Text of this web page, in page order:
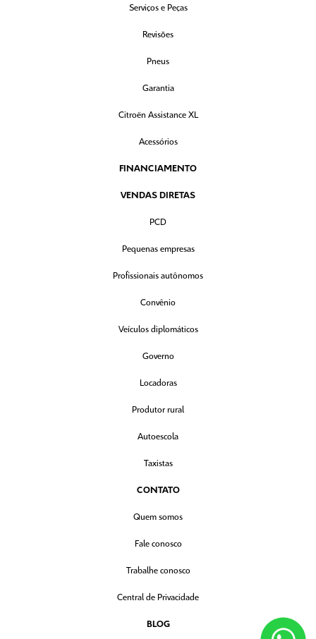
Serviços e Peças
Revisões
Pneus
Garantia
Citroën Assistance XL
Acessórios
FINANCIAMENTO
VENDAS DIRETAS
PCD
Pequenas empresas
Profissionais autônomos
Convênio
Veículos diplomáticos
Governo
Locadoras
Produtor rural
Autoescola
Taxistas
CONTATO
Quem somos
Fale conosco
Trabalhe conosco
Central de Privacidade
BLOG